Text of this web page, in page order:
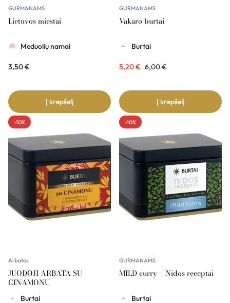
GURMANAMS
Lietuvos miestai
Meduolių namai
3,50€
Į krepšelį
GURMANAMS
Vakaro burtai
Burtai
5,20€ 6,00€
Į krepšelį
-10%
Arbatos
JUODOJI ARBATA SU
CINAMONU
Burtai
-10%
GURMANAMS
MILD curry – Nidos receptai
Burtai